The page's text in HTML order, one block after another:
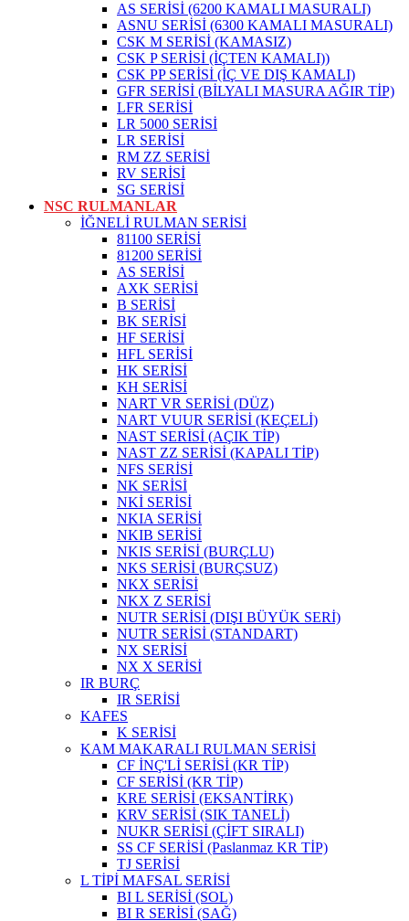
AS SERİSİ (6200 KAMALI MASURALI)
ASNU SERİSİ (6300 KAMALI MASURALI)
CSK M SERİSİ (KAMASIZ)
CSK P SERİSİ (İÇTEN KAMALI))
CSK PP SERİSİ (İÇ VE DIŞ KAMALI)
GFR SERİSİ (BİLYALI MASURA AĞIR TİP)
LFR SERİSİ
LR 5000 SERİSİ
LR SERİSİ
RM ZZ SERİSİ
RV SERİSİ
SG SERİSİ
NSC RULMANLAR
İĞNELİ RULMAN SERİSİ
81100 SERİSİ
81200 SERİSİ
AS SERİSİ
AXK SERİSİ
B SERİSİ
BK SERİSİ
HF SERİSİ
HFL SERİSİ
HK SERİSİ
KH SERİSİ
NART VR SERİSİ (DÜZ)
NART VUUR SERİSİ (KEÇELİ)
NAST SERİSİ (AÇIK TİP)
NAST ZZ SERİSİ (KAPALI TİP)
NFS SERİSİ
NK SERİSİ
NKİ SERİSİ
NKIA SERİSİ
NKIB SERİSİ
NKIS SERİSİ (BURÇLU)
NKS SERİSİ (BURÇSUZ)
NKX SERİSİ
NKX Z SERİSİ
NUTR SERİSİ (DIŞI BÜYÜK SERİ)
NUTR SERİSİ (STANDART)
NX SERİSİ
NX X SERİSİ
IR BURÇ
IR SERİSİ
KAFES
K SERİSİ
KAM MAKARALI RULMAN SERİSİ
CF İNÇ'Lİ SERİSİ (KR TİP)
CF SERİSİ (KR TİP)
KRE SERİSİ (EKSANTİRK)
KRV SERİSİ (SIK TANELİ)
NUKR SERİSİ (ÇİFT SIRALI)
SS CF SERİSİ (Paslanmaz KR TİP)
TJ SERİSİ
L TİPİ MAFSAL SERİSİ
BI L SERİSİ (SOL)
BI R SERİSİ (SAĞ)